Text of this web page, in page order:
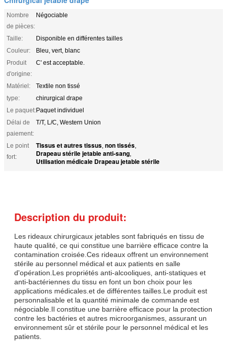
Nombre
de pièces:
Négociable
Taille:
Disponible en différentes tailles
Couleur:
Bleu, vert, blanc
Produit
d'origine:
C' est acceptable.
Matériel:
Textile non tissé
type:
chirurgical drape
Le paquet:Paquet individuel
Délai de
paiement:
T/T, L/C, Western Union
Le point
fort:
Tissus et autres tissus, non tissés,
Drapeau stérile jetable anti-sang,
Utilisation médicale Drapeau jetable stérile
Description du produit:
Les rideaux chirurgicaux jetables sont fabriqués en tissu de
haute qualité, ce qui constitue une barrière efficace contre la
contamination croisée.Ces rideaux offrent un environnement
stérile au personnel médical et aux patients en salle
d'opération.Les propriétés anti-alcooliques, anti-statiques et
anti-bactériennes du tissu en font un bon choix pour les
applications médicales.et de différentes tailles.Le produit est
personnalisable et la quantité minimale de commande est
négociable.Il constitue une barrière efficace pour la protection
contre les bactéries et autres microorganismes, assurant un
environnement sûr et stérile pour le personnel médical et les
patients.